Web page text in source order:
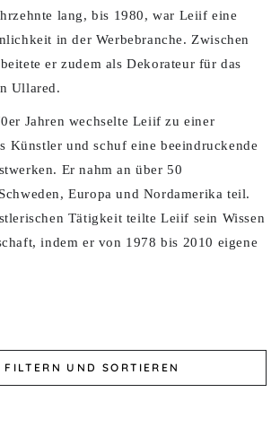
lang, bis 1980, war Leiif eine
in der Werbebranche. Zwischen
er zudem als Dekorateur für das
Ullared.
Jahren wechselte Leiif zu einer
Künstler und schuf eine beeindruckende
Er nahm an über 50
Europa und Nordamerika teil.
Tätigkeit teilte Leiif sein Wissen
indem er von 1978 bis 2010 eigene
FILTERN UND SORTIEREN